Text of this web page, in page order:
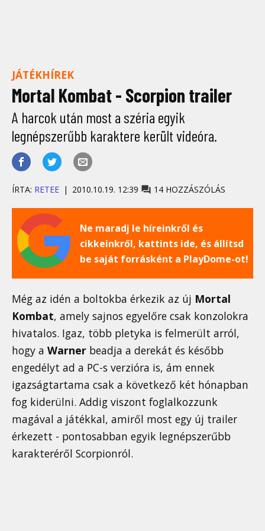
JÁTÉKHÍREK
Mortal Kombat - Scorpion trailer
A harcok után most a széria egyik
legnépszerűbb karaktere került videóra.
ÍRTA: RETEE 2010.10.19. 12:39 14 HOZZÁSZÓLÁS
Ne maradj le híreinkről és
cikkeinkről, kattints ide, és állítsd
be saját forrásként a PlayDome-ot!
Még az idén a boltokba érkezik az új Mortal
Kombat, amely sajnos egyelőre csak konzolokra
hivatalos. Igaz, több pletyka is felmerült arról,
hogy a Warner beadja a derekát és később
engedélyt ad a PC-s verzióra is, ám ennek
igazságtartama csak a következő két hónapban
fog kiderülni. Addig viszont foglalkozzunk
magával a játékkal, amiről most egy új trailer
érkezett - pontosabban egyik legnépszerűbb
karakteréről Scorpionról.